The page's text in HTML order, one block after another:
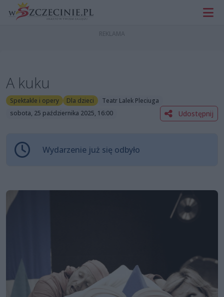
A kuku
Spektakle i opery Dla dzieci
Teatr Lalek Pleciuga
sobota, 25 października 2025, 16:00
Udostępnij
Wydarzenie już się odbyło